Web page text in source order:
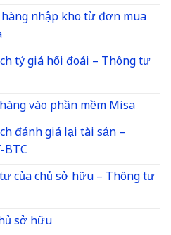
nhập kho từ đơn mua
tỷ giá hối đoái – Thông tư
vào phần mềm Misa
đánh giá lại tài sản –
của chủ sở hữu – Thông tư
sở hữu